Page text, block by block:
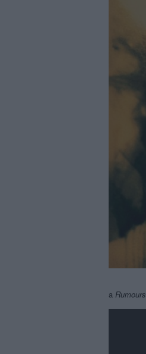
a Rumours